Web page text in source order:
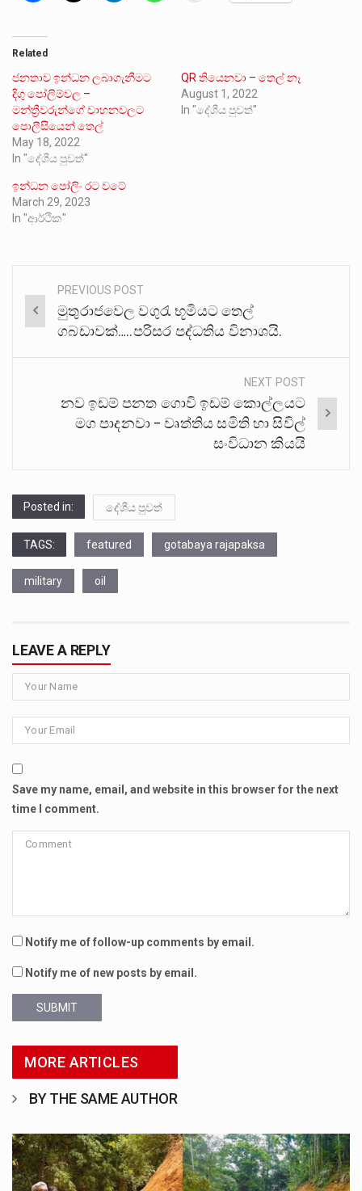
Related
ජනතාව ඉන්ධන ලබාගැනීමට
දිගු පෝලිම්වල –
මන්ත්‍රීවරුන්ගේ වාහනවලට
පොලීසියෙන් තෙල්
May 18, 2022
In "දේශීය පුවත්"
QR තියෙනවා – තෙල් නෑ
August 1, 2022
In "දේශීය පුවත්"
ඉන්ධන පෝලිං රට වටේ
March 29, 2023
In "ආර්ථික"
Post
navigation
PREVIOUS POST
මුතුරාජවෙල වගුරැ භූමියට තෙල්
ගබඩාවක්…..පරිසර පද්ධතිය විනාශයි.
NEXT POST
නව ඉඩම් පනත ගොවි ඉඩම් කොල්ලයට
මග පාදනවා – වෘත්තිය සමිති හා සිවිල්
සංවිධාන කියයි
Posted in: දේශීය පුවත්
TAGS: featured gotabaya rajapaksa
military oil
LEAVE A REPLY
Save my name, email, and website in this browser for the next
time I comment.
Notify me of follow-up comments by email.
Notify me of new posts by email.
SUBMIT
MORE ARTICLES
BY THE SAME AUTHOR